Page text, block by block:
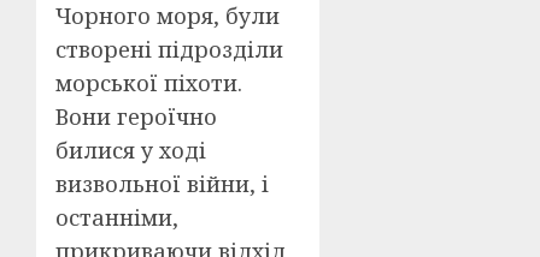
Чорного моря, були
створені підрозділи
морської піхоти.
Вони героїчно
билися у ході
визвольної війни, і
останніми,
прикриваючи відхід